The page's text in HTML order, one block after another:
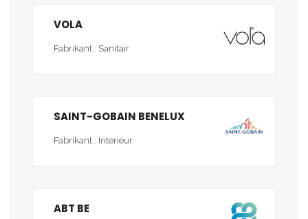
VOLA
Fabrikant : Sanitair
SAINT-GOBAIN BENELUX
Fabrikant : Interieur
ABT BE